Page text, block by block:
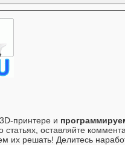
принтере и
оставляйте
их решать! Делитесь